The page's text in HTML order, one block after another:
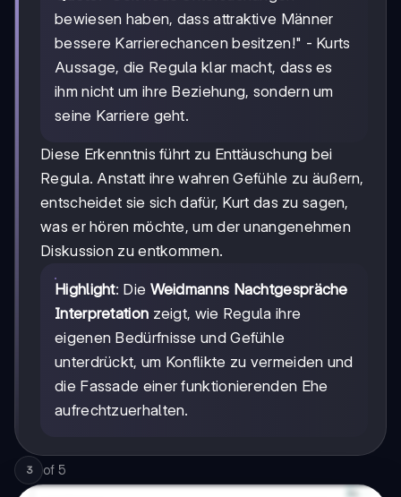
bewiesen haben, dass attraktive Männer
bessere Karrierechancen besitzen!" - Kurts
Aussage, die Regula klar macht, dass es
ihm nicht um ihre Beziehung, sondern um
seine Karriere geht.
Diese Erkenntnis führt zu Enttäuschung bei
Regula. Anstatt ihre wahren Gefühle zu äußern,
entscheidet sie sich dafür, Kurt das zu sagen,
was er hören möchte, um der unangenehmen
Diskussion zu entkommen.
Highlight: Die Weidmanns Nachtgespräche
Interpretation zeigt, wie Regula ihre
eigenen Bedürfnisse und Gefühle
unterdrückt, um Konflikte zu vermeiden und
die Fassade einer funktionierenden Ehe
aufrechtzuerhalten.
3 of 5